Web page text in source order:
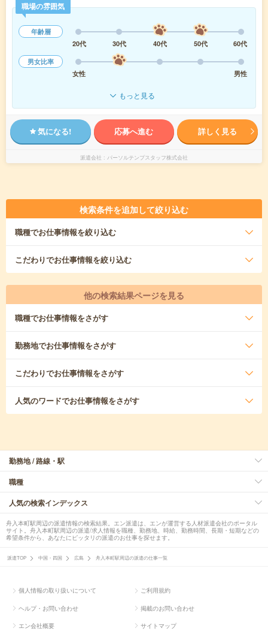
職場の雰囲気
年齢層
20代
30代 40代 50代
60代
男女比率
女性
男性
もっと見る
気になる! 応募へ進む 詳しく見る
派遣会社 パーソルテンプスタッフ株式会社
検索条件を追加して絞り込む
職種でお仕事情報を絞り込む
こだわりでお仕事情報を絞り込む
他の検索結果ページを見る
職種でお仕事情報をさがす
勤務地でお仕事情報をさがす
こだわりでお仕事情報をさがす
人気のワードでお仕事情報をさがす
勤務地 / 路線・駅
職種
人気の検索インデックス
舟入本町駅周辺の派遣情報の検索結果。エン派遣は、エンが運営する人材派遣会社のポータル
サイト。舟入本町駅周辺の派遣/求人情報を職種、勤務地、時給、勤務時間、長期・短期などの
希望条件から、あなたにピッタリの派遣のお仕事を探せます。
派遣TOP 中国・四国 広島 舟入本町駅周辺の派遣の仕事一覧
個人情報の取り扱いについて ご利用規約
ヘルプ・お問い合わせ 掲載のお問い合わせ
エン会社概要 サイトマップ